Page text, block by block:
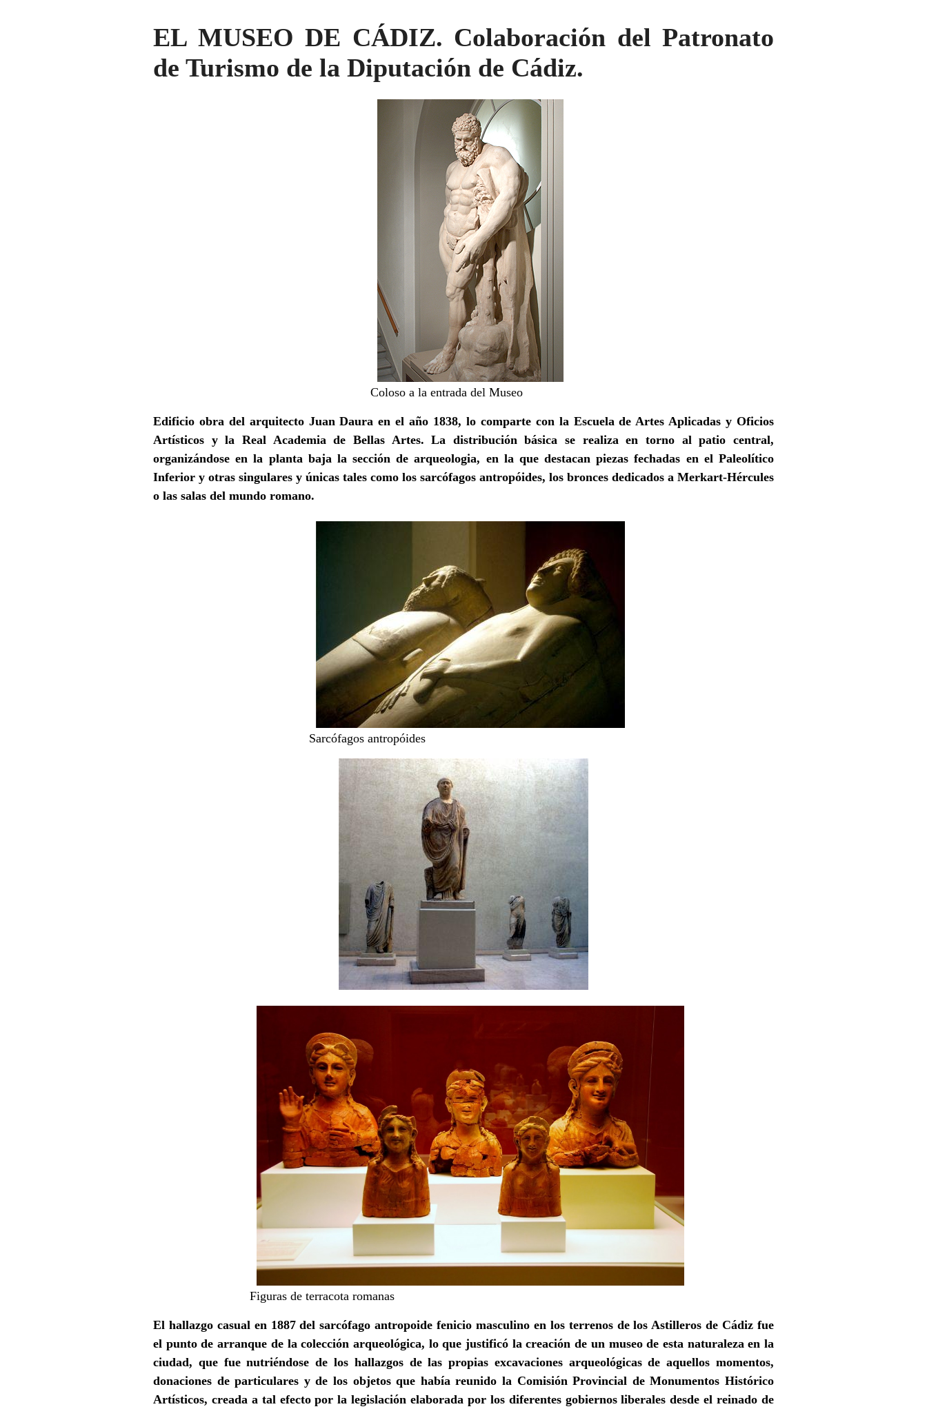
EL MUSEO DE CÁDIZ. Colaboración del Patronato
de Turismo de la Diputación de Cádiz.
Coloso a la entrada del Museo
Edificio obra del arquitecto Juan Daura en el año 1838, lo comparte con la Escuela de Artes Aplicadas y Oficios
Artísticos y la Real Academia de Bellas Artes.La distribución básica se realiza en torno al patio central,
organizándose en la planta baja la sección de arqueologia, en la que destacan piezas fechadas en el Paleolítico
Inferior y otras singulares y únicas tales como los sarcófagos antropóides, los bronces dedicados a Merkart-Hércules
o las salas del mundo romano.
Sarcófagos antropóides
Figuras de terracota romanas
El hallazgo casual en 1887 del sarcófago antropoide fenicio masculino en los terrenos de los Astilleros de Cádiz fue
el punto de arranque de la colección arqueológica, lo que justificó la creación de un museo de esta naturaleza en la
ciudad, que fue nutriéndose de los hallazgos de las propias excavaciones arqueológicas de aquellos momentos,
donaciones de particulares y de los objetos que había reunido la Comisión Provincial de Monumentos Histórico
Artísticos, creada a tal efecto por la legislación elaborada por los diferentes gobiernos liberales desde el reinado de